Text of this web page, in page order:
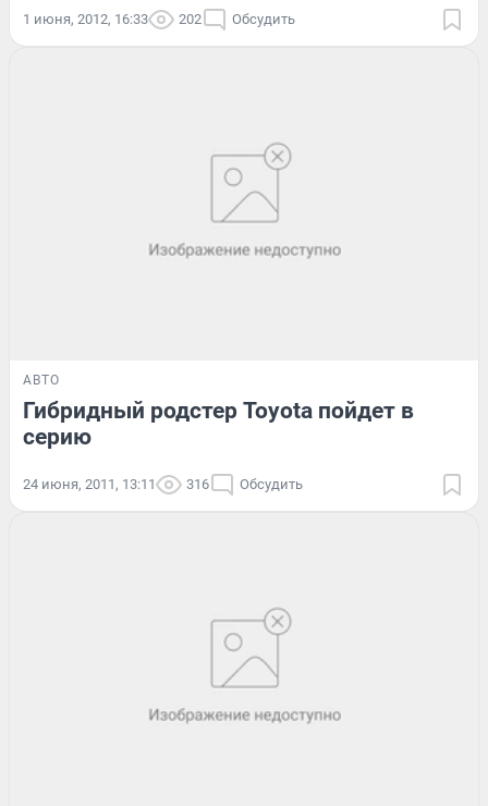
1 июня, 2012, 16:33 202 Обсудить
АВТО
Гибридный родстер Toyota пойдет в
серию
24 июня, 2011, 13:11 316 Обсудить